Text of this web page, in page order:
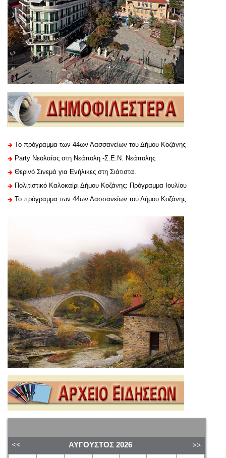
Το πρόγραμμα των 44ων Λασσανείων του Δήμου Κοζάνης
Party Νεολαίας στη Νεάπολη -Σ.Ε.Ν. Νεάπολης
Θερινό Σινεμά για Ενήλικες στη Σιάτιστα.
Πολιτιστικό Καλοκαίρι Δήμου Κοζάνης: Πρόγραμμα Ιουλίου
Το πρόγραμμα των 44ων Λασσανείων του Δήμου Κοζάνης
ΑΎΓΟΥΣΤΟΣ 2026